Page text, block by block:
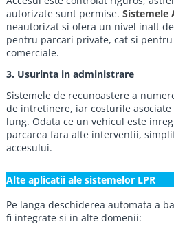
autorizate sunt permise. Sistemele
neautorizat si ofera un nivel inalt
pentru parcari private, cat si
comerciale.
3. Usurinta in administrare
Sistemele de recunoastere a
de intretinere, iar costurile
lung. Odata ce un vehicul este
parcarea fara alte interventii,
accesului.
Alte aplicatii ale sistemelor LPR
Pe langa deschiderea automata a
fi integrate si in alte domenii: